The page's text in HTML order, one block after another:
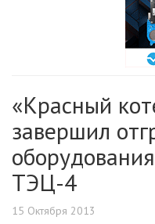
«Красный
завершил
ТЭЦ-4
15 Октября 2013